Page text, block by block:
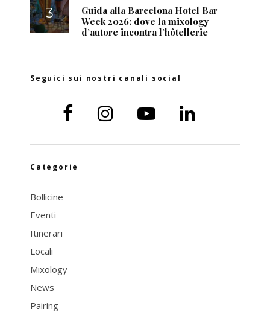
Guida alla Barcelona Hotel Bar
Week 2026: dove la mixology
d’autore incontra l’hôtellerie
Seguici sui nostri canali social
Categorie
Bollicine
Eventi
Itinerari
Locali
Mixology
News
Pairing